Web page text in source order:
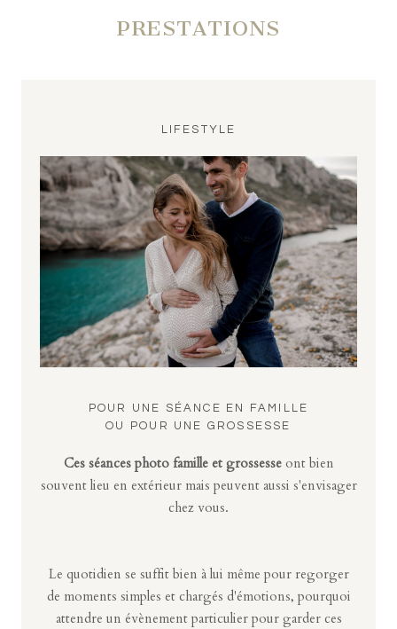
PRESTATIONS
LIFESTYLE
POUR UNE SÉANCE EN FAMILLE
OU POUR UNE GROSSESSE
Ces séances photo famille et grossesseont bien
souvent lieu en extérieur mais peuvent aussi s'envisager
chez vous.
Le quotidien se suffit bien à lui même pour regorger
de moments simples et chargés d'émotions, pourquoi
attendre un évènement particulier pour garder ces